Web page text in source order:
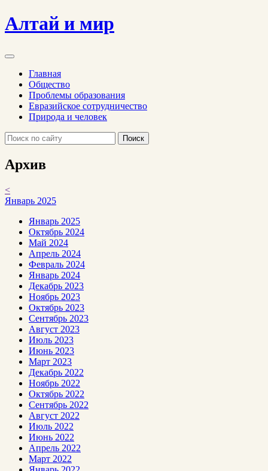
Алтай и мир
Главная
Общество
Проблемы образования
Евразийское сотрудничество
Природа и человек
Поиск
Архив
<
Январь 2025
Январь 2025
Октябрь 2024
Май 2024
Апрель 2024
Февраль 2024
Январь 2024
Декабрь 2023
Ноябрь 2023
Октябрь 2023
Сентябрь 2023
Август 2023
Июль 2023
Июнь 2023
Март 2023
Декабрь 2022
Ноябрь 2022
Октябрь 2022
Сентябрь 2022
Август 2022
Июль 2022
Июнь 2022
Апрель 2022
Март 2022